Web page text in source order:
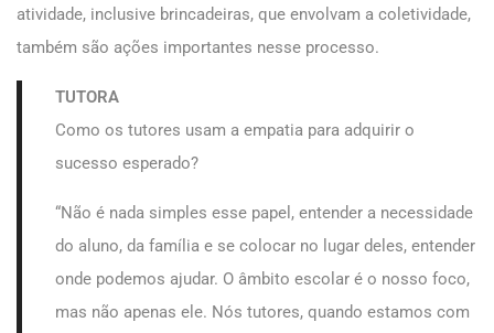
atividade, inclusive brincadeiras, que envolvam a coletividade,
também são ações importantes nesse processo.
TUTORA
Como os tutores usam a empatia para adquirir o
sucesso esperado?
“Não é nada simples esse papel, entender a necessidade
do aluno, da família e se colocar no lugar deles, entender
onde podemos ajudar. O âmbito escolar é o nosso foco,
mas não apenas ele. Nós tutores, quando estamos com